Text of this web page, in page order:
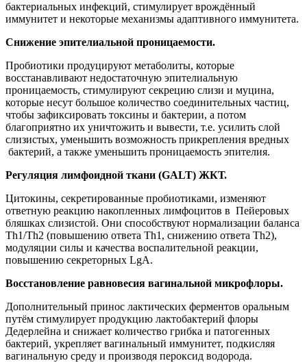
бактериальных инфекций, стимулирует врождённый
иммунитет и некоторые механизмы адаптивного иммунитета.
Снижение эпителиальной проницаемости.
Пробиотики продуцируют метаболиты, которые
восстанавливают недостаточную эпителиальную
проницаемость, стимулируют секрецию слизи и муцина,
которые несут большое количество соединительных частиц,
чтобы зафиксировать токсины и бактерии, а потом
благоприятно их уничтожить и вывести, т.е. усилить слой
слизистых, уменьшить возможность прикрепления вредных
бактерий, а также уменьшить проницаемость эпителия.
Регуляция лимфоидной ткани (GALT) ЖКТ.
Цитокины, секретированные пробиотиками, изменяют
ответную реакцию накопленных лимфоцитов в Пейеровых
бляшках слизистой. Они способствуют нормализации баланса
Th1/Th2 (повышению ответа Th1, снижению ответа Th2),
модуляции силы и качества воспалительной реакции,
повышению секреторных LgA.
Восстановление равновесия вагинальной микрофлоры.
Дополнительный принос лактических ферментов оральным
путём стимулирует продукцию лактобактерий флоры
Дедерлейна и снижает количество грибка и патогенных
бактерий, укрепляет вагинальный иммунитет, подкисляя
вагинальную среду и производя пероксид водорода.